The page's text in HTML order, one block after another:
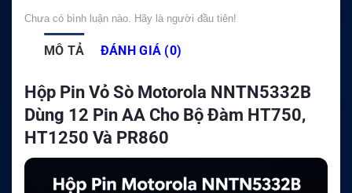
Chưa có bình luận nào. Hãy là người đầu tiên!
MÔ TẢ ĐÁNH GIÁ (0)
Hộp Pin Vỏ Sò Motorola NNTN5332B
Dùng 12 Pin AA Cho Bộ Đàm HT750,
HT1250 Và PR860